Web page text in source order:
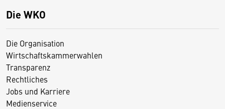
Die WKO
Die Organisation
Wirtschaftskammerwahlen
Transparenz
Rechtliches
Jobs und Karriere
Medienservice